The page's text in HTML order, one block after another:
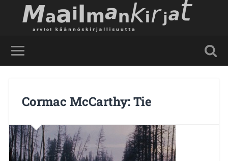
Cormac McCarthy: Tie